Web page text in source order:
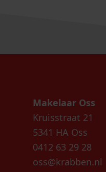
Makelaar Oss
Kruisstraat 21
5341 HA Oss
0412 63 29 28
oss@krabben.nl